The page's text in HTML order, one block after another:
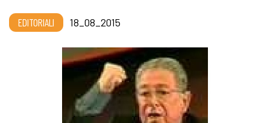
EDITORIALI 18_08_2015